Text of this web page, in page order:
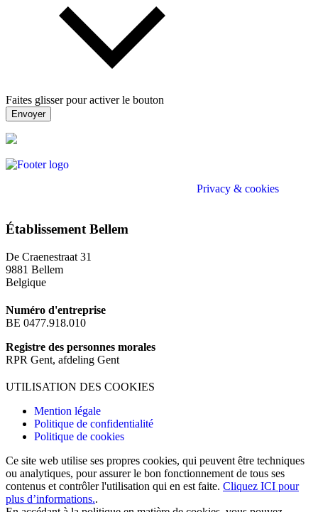
Faites glisser pour activer le bouton
Envoyer
Privacy & cookies
Établissement Bellem
De Craenestraat 31
9881 Bellem
Belgique
Numéro d'entreprise
BE 0477.918.010
Registre des personnes morales
RPR Gent, afdeling Gent
UTILISATION DES COOKIES
Mention légale
Politique de confidentialité
Politique de cookies
Ce site web utilise ses propres cookies, qui peuvent être techniques
ou analytiques, pour assurer le bon fonctionnement de tous ses
contenus et contrôler l'utilisation qui en est faite. Cliquez ICI pour
plus d’informations..